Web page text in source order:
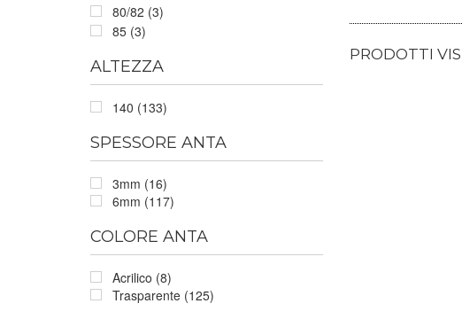
80/82 (3)
85 (3)
ALTEZZA
140 (133)
SPESSORE ANTA
3mm (16)
6mm (117)
COLORE ANTA
Acrilico (8)
Trasparente (125)
PRODOTTI